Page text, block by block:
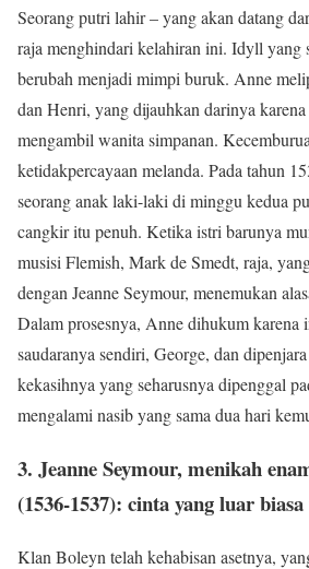
Seorang putri lahir – yang akan datang
raja menghindari kelahiran ini. Idyll yang
berubah menjadi mimpi buruk. Anne
dan Henri, yang dijauhkan darinya
mengambil wanita simpanan.
ketidakpercayaan melanda. Pada tahun
seorang anak laki-laki di minggu kedua
cangkir itu penuh. Ketika istri barunya
musisi Flemish, Mark de Smedt, raja,
dengan Jeanne Seymour, menemukan
Dalam prosesnya, Anne dihukum karena
saudaranya sendiri, George, dan
kekasihnya yang seharusnya dipenggal
mengalami nasib yang sama dua hari
3. Jeanne Seymour, menikah
(1536-1537): cinta yang luar
Klan Boleyn telah kehabisan asetnya,